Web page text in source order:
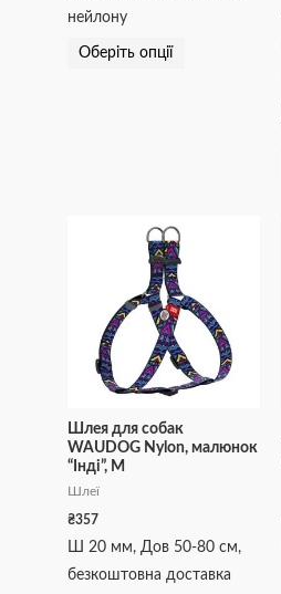
нейлону
Оберіть опції
Шлея для собак
WAUDOG Nylon, малюнок
“Інді”, М
Шлеї
₴357
Ш 20 мм, Дов 50-80 см,
безкоштовна доставка